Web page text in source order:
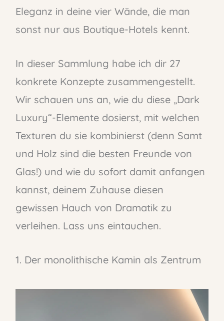
Eleganz in deine vier Wände, die man
sonst nur aus Boutique-Hotels kennt.
In dieser Sammlung habe ich dir 27
konkrete Konzepte zusammengestellt.
Wir schauen uns an, wie du diese „Dark
Luxury“-Elemente dosierst, mit welchen
Texturen du sie kombinierst (denn Samt
und Holz sind die besten Freunde von
Glas!) und wie du sofort damit anfangen
kannst, deinem Zuhause diesen
gewissen Hauch von Dramatik zu
verleihen. Lass uns eintauchen.
1. Der monolithische Kamin als Zentrum